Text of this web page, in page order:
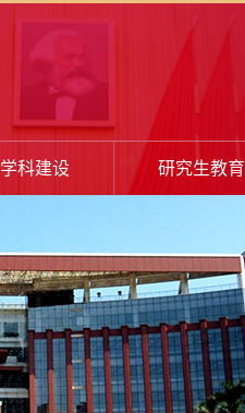
学科建设 研究生教育